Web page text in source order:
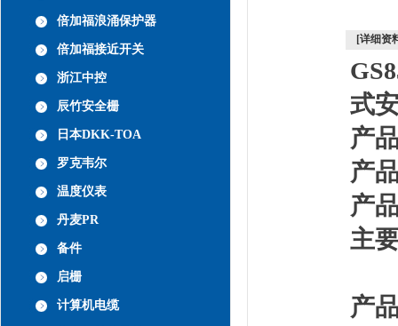
倍加福浪涌保护器
倍加福接近开关
浙江中控
辰竹安全栅
日本DKK-TOA
罗克韦尔
温度仪表
丹麦PR
备件
启栅
计算机电缆
[详细资
式
产
产
产
主
产